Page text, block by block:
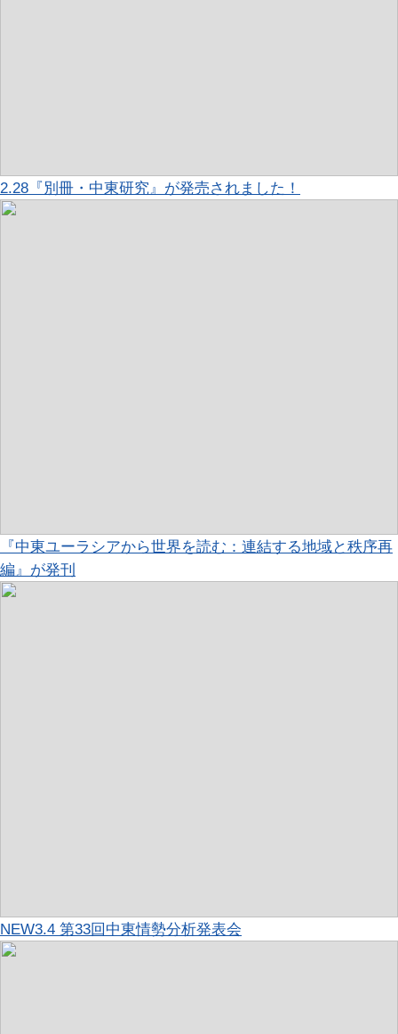
2.28『別冊・中東研究』が発売されました！
『中東ユーラシアから世界を読む：連結する地域と秩序再
編』が発刊
NEW3.4 第33回中東情勢分析発表会